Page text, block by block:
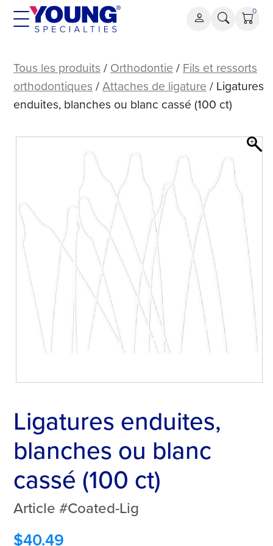
Aller
0
enduites,
blanches
ou
cassé
Tous les produits / Orthodontie / Fils et ressorts
orthodontiques /Attaches de ligature / Ligatures
enduites, blanches ou blanc cassé (100 ct)
Ligatures enduites,
blanches ou blanc
cassé (100 ct)
Article #Coated-Lig
$40.49